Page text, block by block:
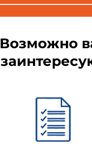
Возможно